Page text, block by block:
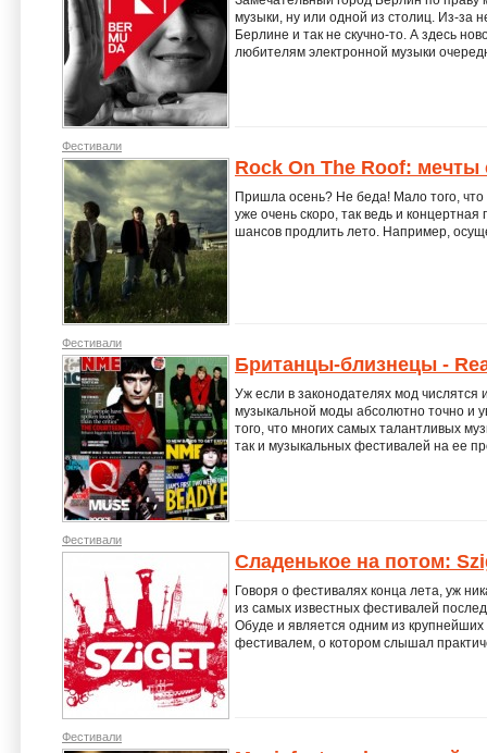
музыки, ну или одной из столиц. Из-за
Берлине и так не скучно-то. А здесь
любителям электронной музыки
Фестивали
Rock On The Roof:
Пришла осень? Не беда! Мало того,
уже очень скоро, так ведь и
шансов продлить лето. Например,
Фестивали
Британцы-близнецы -
Уж если в законодателях мод числятся
музыкальной моды абсолютно точно и
того, что многих самых талантливых
так и музыкальных фестивалей на ее
Фестивали
Сладенькое на потом:
Говоря о фестивалях конца лета, уж
из самых известных фестивалей
Обуде и является одним из
фестивалем, о котором слышал
Фестивали